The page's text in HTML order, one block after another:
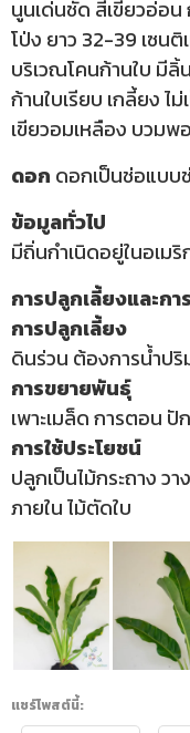
นูนเด่นชัด สีเขียวอ่อ
โป่ง ยาว 32-39 เซน
บริเวณโคนก้านใบ มีลิ้
ก้านใบเรียบ เกลี้ยง
เขียวอมเหลือง บวม
ดอก ดอกเป็นช่อแบบ
ข้อมูลทั่วไป
มีถิ่นกำเนิดอยู่ในอเมริ
การปลูกเลี้ยงและกา
การปลูกเลี้ยง
ดินร่วน ต้องการน้ำป
การขยายพันธุ์
เพาะเมล็ด การตอน ปั
การใช้ประโยชน์
ปลูกเป็นไม้กระถาง ว
ภายใน ไม้ตัดใบ
แชร์โพสต์นี้: